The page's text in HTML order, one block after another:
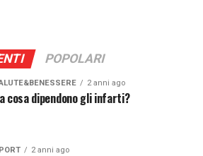
POPOLARI
2 anni ago
cosa dipendono gli infarti?
2 anni ago